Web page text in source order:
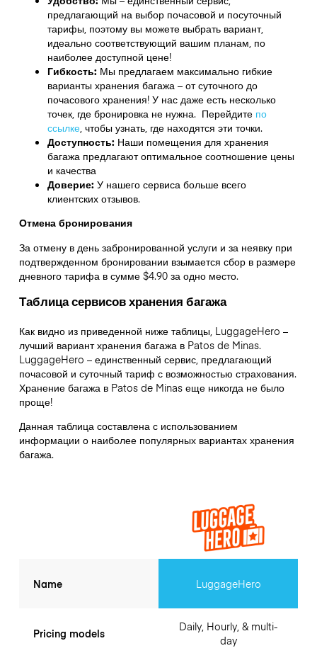
предлагающий на выбор почасовой и посуточный
тарифы, поэтому вы можете выбрать вариант,
идеально соответствующий вашим планам, по
наиболее доступной цене!
Гибкость: Мы предлагаем максимально гибкие
варианты хранения багажа – от суточного до
почасового хранения! У нас даже есть несколько
точек, где бронировка не нужна. Перейдите по
ссылке,чтобы узнать, где находятся эти точки.
Доступность: Наши помещения для хранения
багажа предлагают оптимальное соотношение цены
и качества
Доверие: У нашего сервиса больше всего
клиентских отзывов.
Отмена бронирования
За отмену в день забронированной услуги и за неявку при
подтвержденном бронировании взымается сбор в размере
дневного тарифа в сумме $4.90 за одно место.
Таблица сервисов хранения багажа
Как видно из приведенной ниже таблицы, LuggageHero –
лучший вариант хранения багажа в Patos de Minas.
LuggageHero – единственный сервис, предлагающий
почасовой и суточный тариф с возможностью страхования.
Хранение багажа в Patos de Minasеще никогда не было
проще!
Данная таблица составлена с использованием
информации о наиболее популярных вариантах хранения
багажа.
Name
Pricing models
LuggageHero
Daily, Hourly, & multi-
day